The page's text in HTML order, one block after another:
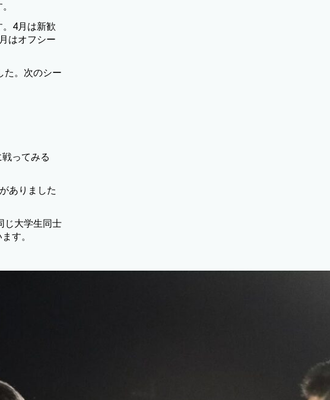
4月は新歓
はオフシー
た。次のシー
ってみる
ありました
じ大学生同士
す。